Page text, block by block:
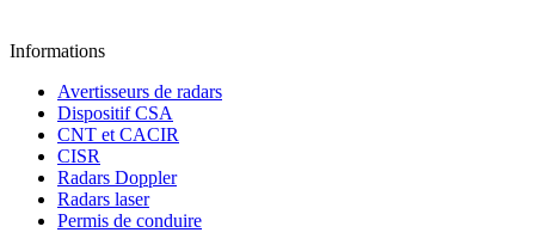
Informations
Avertisseurs de radars
Dispositif CSA
CNT et CACIR
CISR
Radars Doppler
Radars laser
Permis de conduire